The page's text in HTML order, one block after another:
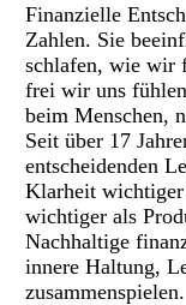
Finanzielle
Zahlen. Sie
schlafen, wie wir
frei wir uns
beim Menschen,
Seit über 17
entscheidenden
Klarheit wichtiger
wichtiger als
Nachhaltige
innere Haltung,
zusammenspielen.